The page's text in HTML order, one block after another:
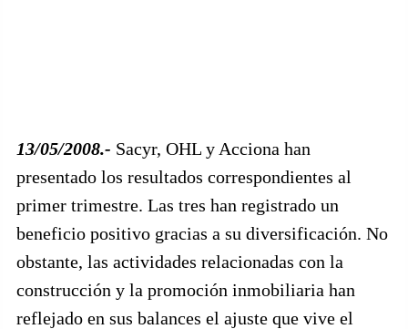
13/05/2008.- Sacyr, OHL y Acciona han
presentado los resultados correspondientes al
primer trimestre. Las tres han registrado un
beneficio positivo gracias a su diversificación. No
obstante, las actividades relacionadas con la
construcción y la promoción inmobiliaria han
reflejado en sus balances el ajuste que vive el